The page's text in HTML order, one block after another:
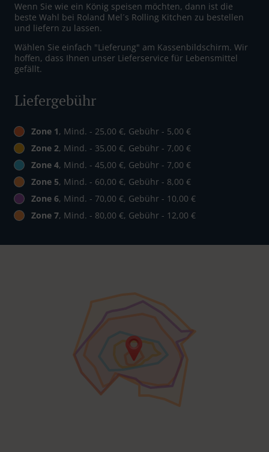
Wenn Sie wie ein König speisen möchten, dann ist die
beste Wahl bei Roland Mel´s Rolling Kitchen zu bestellen
und liefern zu lassen.
Wählen Sie einfach "Lieferung" am Kassenbildschirm. Wir
hoffen, dass Ihnen unser Lieferservice für Lebensmittel
gefällt.
Liefergebühr
Zone 1, Mind. - 25,00 €, Gebühr - 5,00 €
Zone 2, Mind. - 35,00 €, Gebühr - 7,00 €
Zone 4, Mind. - 45,00 €, Gebühr - 7,00 €
Zone 5, Mind. - 60,00 €, Gebühr - 8,00 €
Zone 6, Mind. - 70,00 €, Gebühr - 10,00 €
Zone 7, Mind. - 80,00 €, Gebühr - 12,00 €